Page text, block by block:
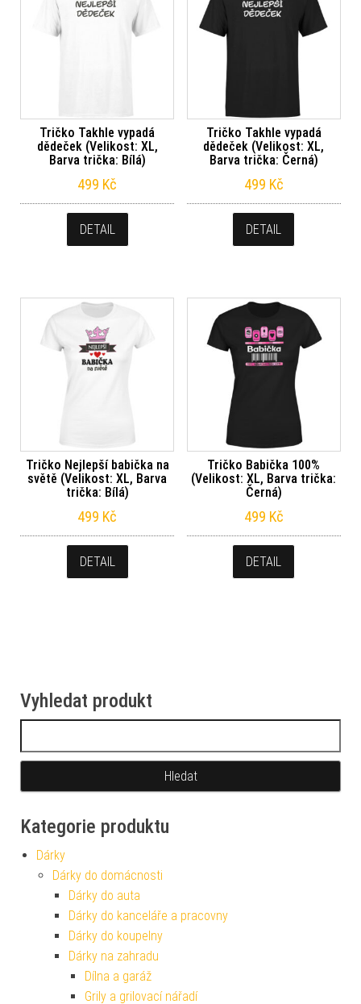
Tričko Takhle vypadá
dědeček (Velikost: XL,
Barva trička: Bílá)
499 Kč
DETAIL
Tričko Takhle vypadá
dědeček (Velikost: XL,
Barva trička: Černá)
499 Kč
DETAIL
Tričko Nejlepší babička na
světě (Velikost: XL, Barva
trička: Bílá)
499 Kč
DETAIL
Tričko Babička 100%
(Velikost: XL, Barva trička:
Černá)
499 Kč
DETAIL
Vyhledat produkt
Kategorie produktu
Dárky
Dárky do domácnosti
Dárky do auta
Dárky do kanceláře a pracovny
Dárky do koupelny
Dárky na zahradu
Dílna a garáž
Grily a grilovací nářadí